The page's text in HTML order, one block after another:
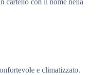
e climatizzato.